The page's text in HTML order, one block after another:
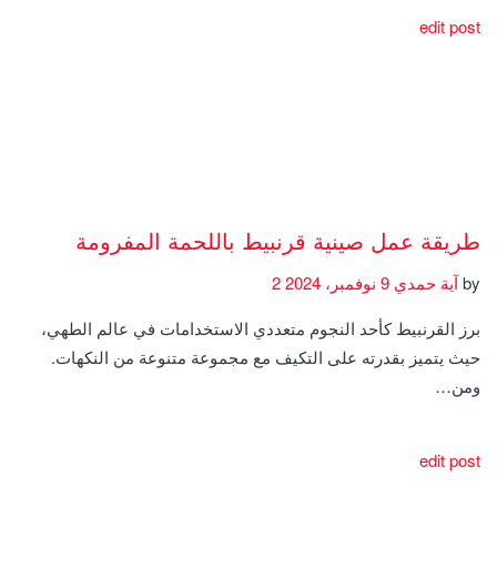
edit post
طريقة عمل صينية قرنبيط باللحمة المفرومة
byآية حمدي
برز القرنبيط كأحد النجوم متعددي الاستخدامات في عالم الطهي،
حيث يتميز بقدرته على التكيف مع مجموعة متنوعة من النكهات.
ومن…
edit post